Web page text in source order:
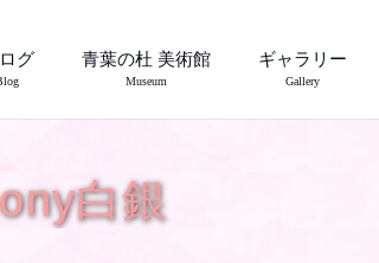
グ 青葉の杜 美術館
Museum
ギャラリー
Gallery
白銀